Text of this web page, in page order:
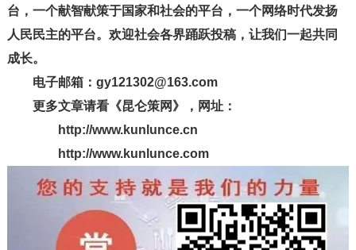
台，一个献智献策于国家和社会的平台，一个网络时代发扬
人民民主的平台。欢迎社会各界踊跃投稿，让我们一起共同
成长。
电子邮箱：gy121302@163.com
更多文章请看《昆仑策网》，网址：
http://www.kunlunce.cn
http://www.kunlunce.com